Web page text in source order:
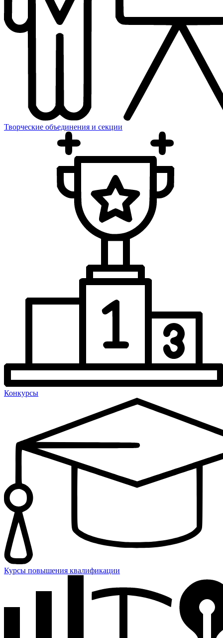
Творческие объединения и секции
Конкурсы
Курсы повышения квалификации